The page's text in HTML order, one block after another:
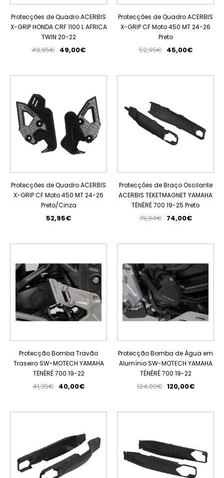
Protecções de Quadro ACERBIS
X-GRIP HONDA CRF 1100 L AFRICA
TWIN 20-22
49,95€ 49,00€
Protecções de Quadro ACERBIS
X-GRIP CF Moto 450 MT 24-26
Preto
52,95€ 45,00€
Protecções de Quadro ACERBIS
X-GRIP CF Moto 450 MT 24-26
Preto/Cinza
52,95€
Protecções de Braço Oscilante
ACERBIS TEKETMAGNET YAMAHA
TÉNÉRÉ 700 19-25 Preto
79,94€ 74,00€
Protecção Bomba Travão
Traseiro SW-MOTECH YAMAHA
TÉNÉRÉ 700 19-22
41,35€ 40,00€
Protecção Bomba de Água em
Alumínio SW-MOTECH YAMAHA
TÉNÉRÉ 700 19-22
124,00€ 120,00€